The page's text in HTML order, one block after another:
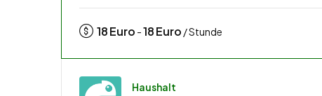
18Euro -18Euro / Stunde
Haushalt